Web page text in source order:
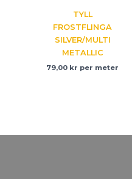
TYLL
FROSTFLINGA
SILVER/MULTI
METALLIC
79,00 kr per meter